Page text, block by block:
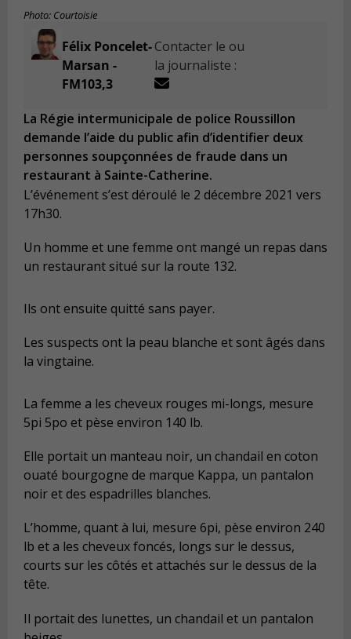
Photo: Courtoisie
Félix Poncelet-
Marsan -
FM103,3
Contacter le ou
la journaliste :
La Régie intermunicipale de police Roussillon
demande l’aide du public afin d’identifier deux
personnes soupçonnées de fraude dans un
restaurant à Sainte-Catherine.
L’événement s’est déroulé le 2 décembre 2021 vers
17h30.
Un homme et une femme ont mangé un repas dans
un restaurant situé sur la route 132.
Ils ont ensuite quitté sans payer.
Les suspects ont la peau blanche et sont âgés dans
la vingtaine.
La femme a les cheveux rouges mi-longs, mesure
5pi 5po et pèse environ 140 lb.
Elle portait un manteau noir, un chandail en coton
ouaté bourgogne de marque Kappa, un pantalon
noir et des espadrilles blanches.
L’homme, quant à lui, mesure 6pi, pèse environ 240
lb et a les cheveux foncés, longs sur le dessus,
courts sur les côtés et attachés sur le dessus de la
tête.
Il portait des lunettes, un chandail et un pantalon